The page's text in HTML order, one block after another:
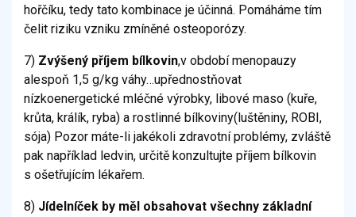
hořčíku, tedy tato kombinace je účinná. Pomáháme tím
čelit riziku vzniku zmíněné osteoporózy.
7) Zvýšený příjem bílkovin,v období menopauzy
alespoň 1,5 g/kg váhy…upřednostňovat
nízkoenergetické mléčné výrobky, libové maso (kuře,
krůta, králík, ryba) a rostlinné bílkoviny(luštěniny, ROBI,
sója) Pozor máte-li jakékoli zdravotní problémy, zvláště
pak například ledvin, určitě konzultujte příjem bílkovin
s ošetřujícím lékařem.
8) Jídelníček by měl obsahovat všechny základní